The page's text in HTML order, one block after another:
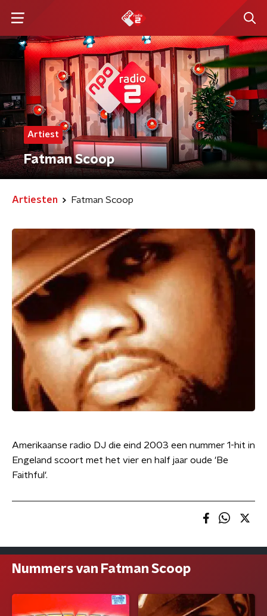
Artiest
Fatman Scoop
Artiesten Fatman Scoop
Amerikaanse radio DJ die eind 2003 een nummer 1-hit in
Engeland scoort met het vier en half jaar oude 'Be
Faithful'.
Nummers van Fatman Scoop